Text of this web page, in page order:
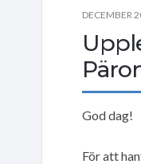
DECEMBER
God dag!
För att